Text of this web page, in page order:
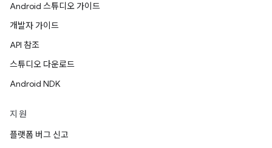
Android 스튜디오 가이드
개발자 가이드
API 참조
스튜디오 다운로드
Android NDK
지원
플랫폼 버그 신고